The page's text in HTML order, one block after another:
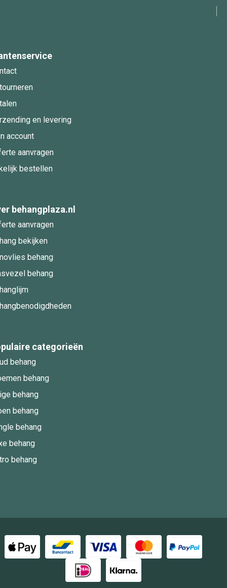
en levering
account
aanvragen
bestellen
behangplaza.nl
aanvragen
bekijken
behang
behang
categorieën
behang
behang
behang
behang
behang
behang
behang